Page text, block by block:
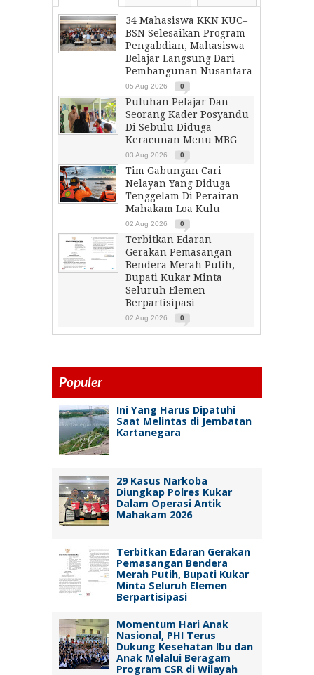
34 Mahasiswa KKN KUC–
BSN Selesaikan Program
Pengabdian, Mahasiswa
Belajar Langsung Dari
Pembangunan Nusantara
05 Aug 2026 0
Puluhan Pelajar Dan
Seorang Kader Posyandu
Di Sebulu Diduga
Keracunan Menu MBG
03 Aug 2026 0
Tim Gabungan Cari
Nelayan Yang Diduga
Tenggelam Di Perairan
Mahakam Loa Kulu
02 Aug 2026 0
Terbitkan Edaran
Gerakan Pemasangan
Bendera Merah Putih,
Bupati Kukar Minta
Seluruh Elemen
Berpartisipasi
02 Aug 2026 0
Populer
Ini Yang Harus Dipatuhi
Saat Melintas di Jembatan
Kartanegara
29 Kasus Narkoba
Diungkap Polres Kukar
Dalam Operasi Antik
Mahakam 2026
Terbitkan Edaran Gerakan
Pemasangan Bendera
Merah Putih, Bupati Kukar
Minta Seluruh Elemen
Berpartisipasi
Momentum Hari Anak
Nasional, PHI Terus
Dukung Kesehatan Ibu dan
Anak Melalui Beragam
Program CSR di Wilayah